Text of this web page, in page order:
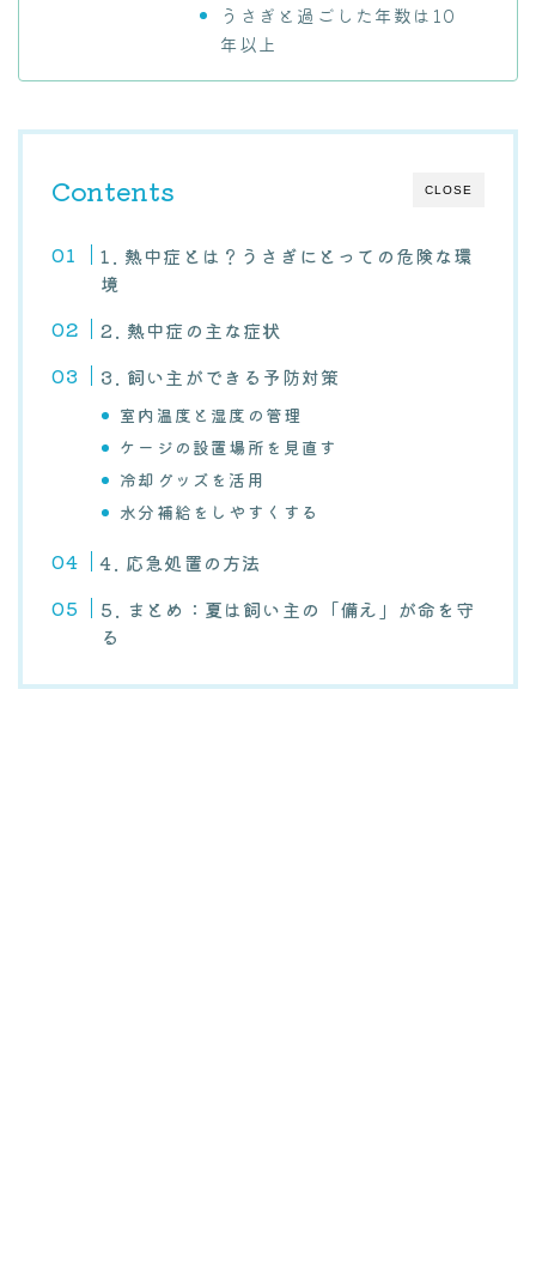
うさぎと過ごした年数は10
年以上
CLOSE
Contents
1. 熱中症とは？うさぎにとっての危険な環
境
2. 熱中症の主な症状
3. 飼い主ができる予防対策
室内温度と湿度の管理
ケージの設置場所を見直す
冷却グッズを活用
水分補給をしやすくする
4. 応急処置の方法
5. まとめ：夏は飼い主の「備え」が命を守
る